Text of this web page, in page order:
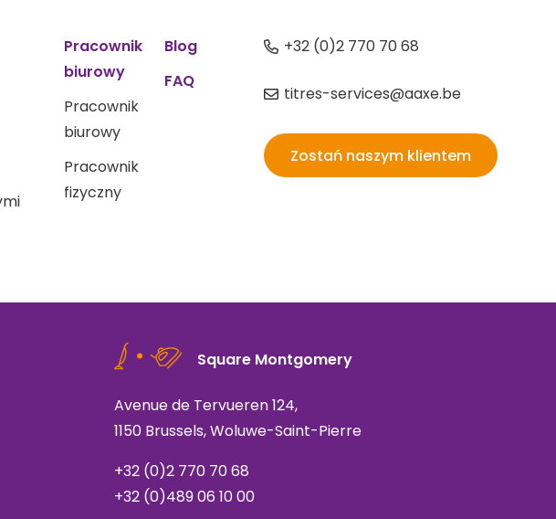
Pracownik
biurowy
Pracownik
biurowy
Pracownik
fizyczny
Blog
FAQ
+32 (0)2 770 70 68
titres-services@aaxe.be
Zostań naszym klientem
Square Montgomery
Avenue de Tervueren 124,
1150 Brussels, Woluwe-Saint-Pierre
+32 (0)2 770 70 68
+32 (0)489 06 10 00